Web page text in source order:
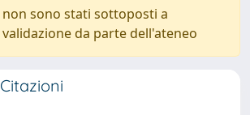
non sono stati sottoposti a
validazione da parte dell'ateneo
Citazioni